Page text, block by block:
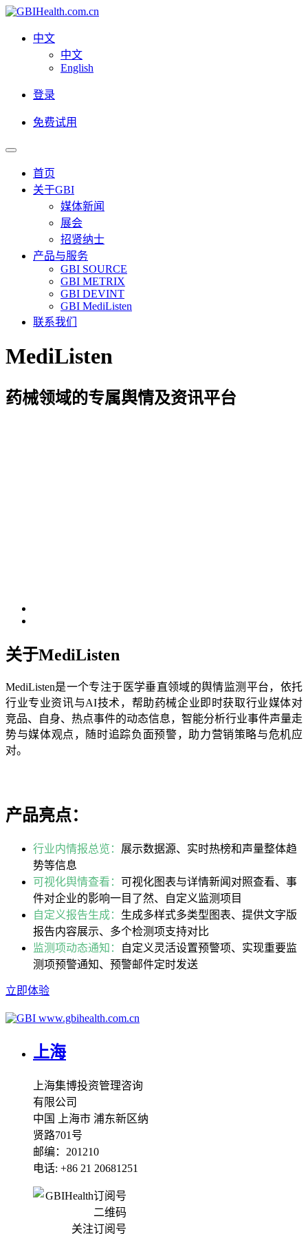
中文
中文
English
登录
免费试用
首页
关于GBI
媒体新闻
展会
招贤纳士
产品与服务
GBI SOURCE
GBI METRIX
GBI DEVINT
GBI MediListen
联系我们
MediListen
药械领域的专属舆情及资讯平台
关于MediListen
MediListen是一个专注于医学垂直领域的舆情监测平台，依托
行业专业资讯与AI技术，帮助药械企业即时获取行业媒体对
竞品、自身、热点事件的动态信息，智能分析行业事件声量走
势与媒体观点，随时追踪负面预警，助力营销策略与危机应
对。
产品亮点：
行业内情报总览： 展示数据源、实时热榜和声量整体趋
势等信息
可视化舆情查看： 可视化图表与详情新闻对照查看、事
件对企业的影响一目了然、自定义监测项目
自定义报告生成： 生成多样式多类型图表、提供文字版
报告内容展示、多个检测项支持对比
监测项动态通知：
自定义灵活设置预警项、实现重要监
测项预警通知、预警邮件定时发送
立即体验
www.gbihealth.com.cn
上海
上海集博投资管理咨询
有限公司
中国 上海市 浦东新区纳
贤路701号
邮编：201210
电话: +86 21 20681251
关注订阅号